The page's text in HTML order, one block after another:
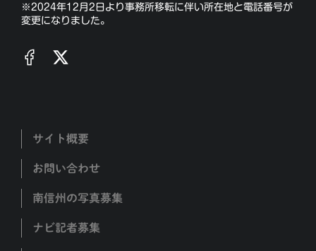
※2024年12月2日より事務所移転に伴い所在地と電話番号が
変更になりました。
サイト概要
お問い合わせ
南信州の写真募集
ナビ記者募集